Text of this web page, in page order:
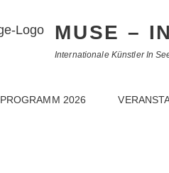
MUSE –
Internationale Künstler In
PROGRAMM 2026